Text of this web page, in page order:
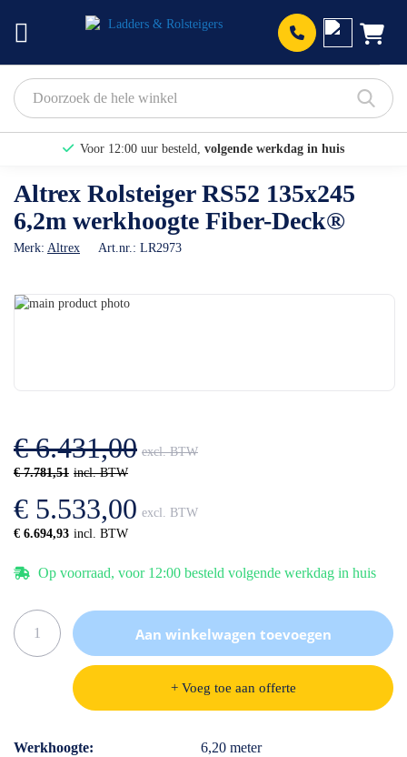
Voor 12:00 uur besteld, volgende werkdag in huis
Bekijk hier onze Actiepagina
Binnen 1 dag eengratis offerte
Altrex Rolsteiger RS52 135x245
6,2m werkhoogte Fiber-Deck®
Merk: Altrex Art.nr.: LR2973
Ga
gallerij
€ 7.781,51
€ 6.431,00
€ 6.694,93
€ 5.533,00
Op voorraad, voor 12:00 besteld volgende werkdag in huis
Aan winkelwagen toevoegen
+ Voeg toe aan offerte
Specificaties
Werkhoogte
6,20 meter